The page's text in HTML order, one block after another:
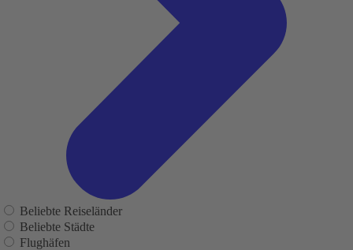
Beliebte Reiseländer
Beliebte Städte
Flughäfen